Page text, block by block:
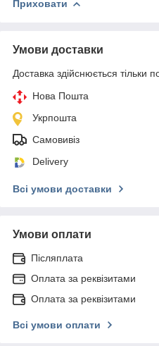
Приховати
Умови доставки
Доставка здійснюється тільки
Нова Пошта
Укрпошта
Самовивіз
Delivery
Всі умови доставки
Умови оплати
Післяплата
Оплата за реквізитами
Оплата за реквізитами
Всі умови оплати